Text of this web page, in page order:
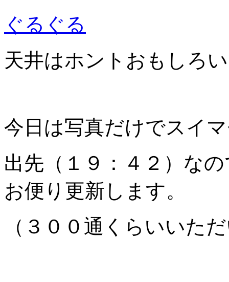
ぐるぐる
天井はホントおもしろ
今日は写真だけでスイ
出先（１９：４２）な
お便り更新します。
（３００通くらいいた